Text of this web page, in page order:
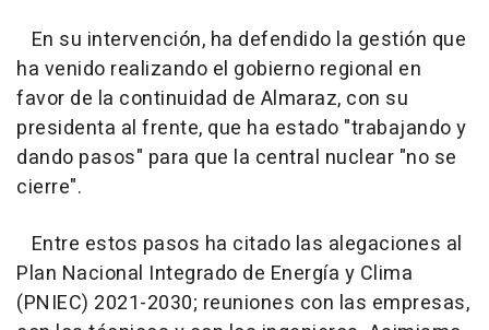
En su intervención, ha defendido la gestión que
ha venido realizando el gobierno regional en
favor de la continuidad de Almaraz, con su
presidenta al frente, que ha estado "trabajando y
dando pasos" para que la central nuclear "no se
cierre".
Entre estos pasos ha citado las alegaciones al
Plan Nacional Integrado de Energía y Clima
(PNIEC) 2021-2030; reuniones con las empresas,